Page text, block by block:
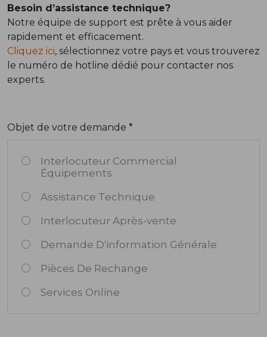
Besoin d’assistance technique?
Notre équipe de support est prête à vous aider
rapidement et efficacement.
Cliquez ici, sélectionnez votre pays et vous trouverez
le numéro de hotline dédié pour contacter nos
experts.
Objet de votre demande *
Interlocuteur Commercial
Équipements
Assistance Technique
Interlocuteur Après-vente
Demande D'information Générale
Pièces De Rechange
Services Online